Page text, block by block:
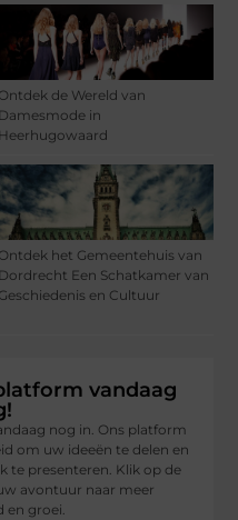
Ontdek de Wereld van
Damesmode in
Heerhugowaard
Ontdek het Gemeentehuis van
Dordrecht Een Schatkamer van
Geschiedenis en Cultuur
vandaag
nog in. Ons platform
om uw ideeën te delen en
te presenteren. Klik op de
avontuur naar meer
en groei.